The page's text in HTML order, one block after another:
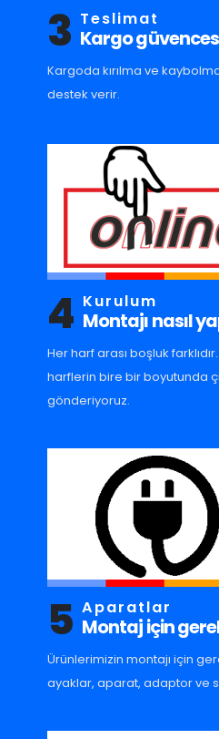
3 Teslimat
Kargo
Kargoda kırılma ve
destek verir.
4 Kurulum
Montajı nasıl
Her harf arası boşluk
harflerin bire bir boyutunda
gönderiyoruz.
5 Aparatlar
Montaj için
Ürünlerimizin montajı için
ayaklar, aparat, adaptor ve